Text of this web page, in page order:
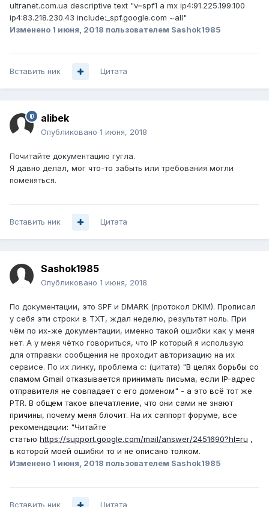
ultranet.com.ua descriptive text "v=spf1 a mx ip4:91.225.199.100
ip4:83.218.230.43 include:_spf.google.com ~all"
Изменено 1 июня, 2018 пользователем Sashok1985
Вставить ник Цитата
alibek
Опубликовано 1 июня, 2018
Почитайте документацию гугла.
Я давно делал, мог что-то забыть или требования могли
поменяться.
Вставить ник Цитата
Sashok1985
Опубликовано 1 июня, 2018
По документации, это SPF и DMARK (протокол DKIM). Прописал
у себя эти строки в TXT, ждал неделю, результат ноль. При
чём по их-же документации, именно такой ошибки как у меня
нет. А у меня чётко говориться, что IP который я использую
для отправки сообщения не проходит авторизацию на их
сервисе. По их линку, проблема с: (цитата) "В целях борьбы со
спамом Gmail отказывается принимать письма, если IP-адрес
отправителя не совпадает с его доменом" - а это всё тот же
PTR. В общем такое впечатление, что они сами не знают
причины, почему меня блочит. На их саппорт форуме, все
рекомендации: "Читайте
статью https://support.google.com/mail/answer/2451690?hl=ru ,
в которой моей ошибки то и не описано толком.
Изменено 1 июня, 2018 пользователем Sashok1985
Вставить ник Цитата